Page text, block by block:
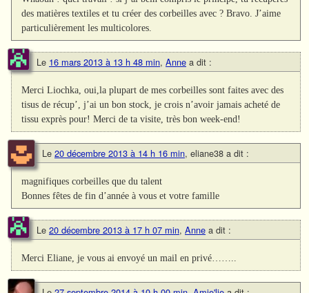
des matières textiles et tu créer des corbeilles avec ? Bravo. J’aime
particulièrement les multicolores.
Le 16 mars 2013 à 13 h 48 min, Anne a dit :
Merci Liochka, oui,la plupart de mes corbeilles sont faites avec des
tisus de récup’, j’ai un bon stock, je crois n’avoir jamais acheté de
tissu exprès pour! Merci de ta visite, très bon week-end!
Le 20 décembre 2013 à 14 h 16 min, eliane38 a dit :
magnifiques corbeilles que du talent
Bonnes fêtes de fin d’année à vous et votre famille
Le 20 décembre 2013 à 17 h 07 min, Anne a dit :
Merci Eliane, je vous ai envoyé un mail en privé……..